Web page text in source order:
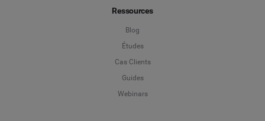
Ressources
Blog
Études
Cas Clients
Guides
Webinars